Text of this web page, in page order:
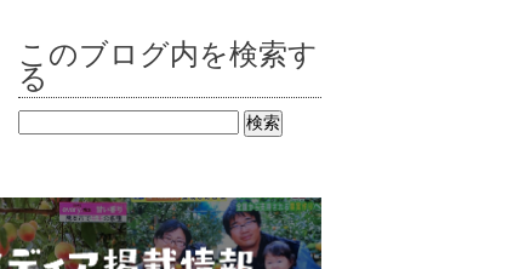
このブログ内を検索す
る